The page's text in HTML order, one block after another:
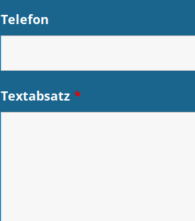
Telefon
Textabsatz *